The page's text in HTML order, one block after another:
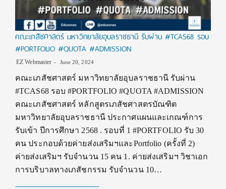
คณะเภสัชศาสตร์ มหาวิทยาลัยอุบลราชธานี รับผ่าน #TCAS68 รอบ
#PORTFOLIO #QUOTA #ADMISSION
EZ Webmaster June 20, 2024
คณะเภสัชศาสตร์ มหาวิทยาลัยอุบลราชธานี รับผ่าน
#TCAS68 รอบ #PORTFOLIO #QUOTA #ADMISSION
คณะเภสัชศาสตร์ หลักสูตรเภสัชศาสตรบัณฑิต
มหาวิทยาลัยอุบลราชธานี ประกาศแผนและเกณฑ์การ
รับเข้า ปีการศึกษา 2568 . รอบที่ 1 #PORTFOLIO รับ 30
คน ประกอบด้วยค่ายส่งเสริมฯและPortfolio (ครั้งที่ 2)
ค่ายส่งเสริมฯ รับจำนวน 15 คน 1. ค่ายส่งเสริมฯ วิชาเอก
การบริบาลทางเภสัชกรรม รับจำนวน 10…